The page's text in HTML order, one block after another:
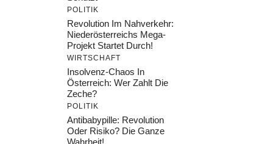
POLITIK
Revolution Im Nahverkehr:
Niederösterreichs Mega-
Projekt Startet Durch!
WIRTSCHAFT
Insolvenz-Chaos In
Österreich: Wer Zahlt Die
Zeche?
POLITIK
Antibabypille: Revolution
Oder Risiko? Die Ganze
Wahrheit!